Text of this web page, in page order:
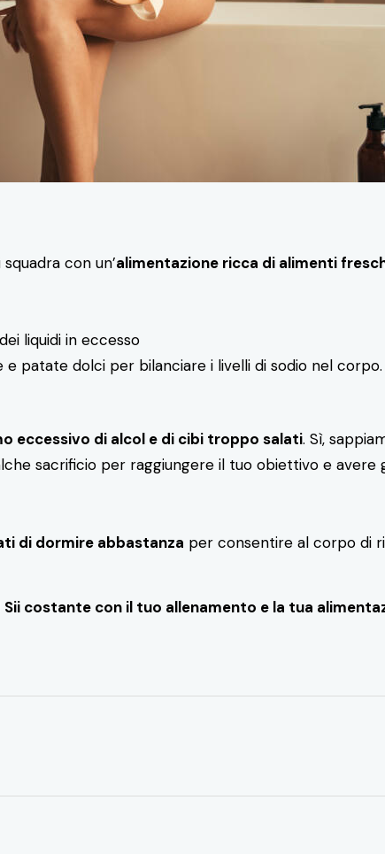
con un’alimentazione ricca di alimenti
liquidi in eccesso
patate dolci per bilanciare i livelli di sodio nel corpo.
eccessivo di alcol e di cibi troppo salati. Sì,
sacrificio per raggiungere il tuo obiettivo e avere
di dormire abbastanza per consentire al corpo di
Sii costante con il tuo allenamento e la tua